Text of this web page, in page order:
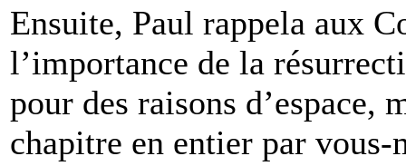
Ensuite, Paul rappela aux
l’importance de la
pour des raisons
chapitre en entier par